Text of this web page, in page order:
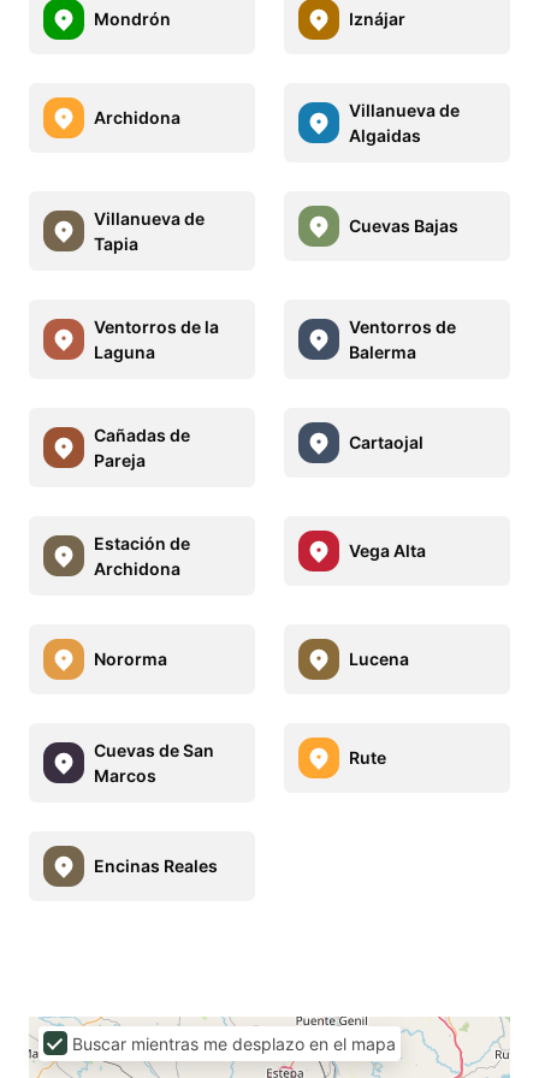
Mondrón Iznájar
Archidona
Villanueva de
Algaidas
Villanueva de
Tapia
Cuevas Bajas
Ventorros de la
Laguna
Ventorros de
Balerma
Cañadas de
Pareja
Cartaojal
Estación de
Archidona
Vega Alta
Nororma Lucena
Cuevas de San
Marcos
Rute
Encinas Reales
Buscar mientras me desplazo en el mapa